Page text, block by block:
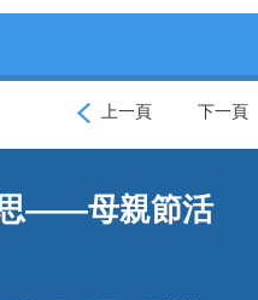
上一頁 下一頁
——母親節活